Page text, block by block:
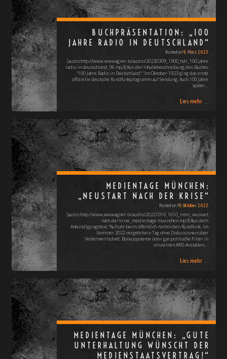
BUCHPRÄSENTATION: „100
JAHRE RADIO IN DEUTSCHLAND“
Posted on9. März 2023
[audio:http://www.wwwagner.tv/audio/20230309_1900_hdr_100 jahre
radio in deutschland_96.mp3] Aus der Inhaltebeschreibung des Buches
"100 Jahre Radio in Deutschland": "Im Oktober 1923 ging das erste
offizielle deutsche Rundfunkprogramm auf Sendung. Auch 100 Jahre
später…
Lies mehr ...
MEDIENTAGE MÜNCHEN:
„NEUSTART NACH DER KRISE“
Posted on 19. Oktober 2022
[audio:http://www.wwwagner.tv/audio/20221019_1610_mtm_neustart
nach der krise_medientage muenchen.mp3] Aus dem
Ankündigungstext: "Aufruhr beim öffentlich-rechtlichen Rundfunk. Im
Sommer 2022 vergeht kein Tag ohne Diskussionen über
Vetternwirtschaft, Bonussysteme oder gar politische Filter in
einzelnen ARD-Anstalten.…
Lies mehr ...
MEDIENTAGE MÜNCHEN: „GUTE
UNTERHALTUNG WÜNSCHT DER
MEDIENSTAATSVERTRAG!“